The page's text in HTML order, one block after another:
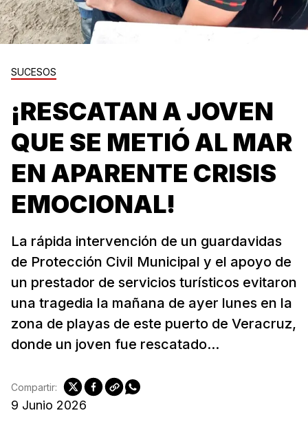
SUCESOS
¡RESCATAN A JOVEN
QUE SE METIÓ AL MAR
EN APARENTE CRISIS
EMOCIONAL!
La rápida intervención de un guardavidas
de Protección Civil Municipal y el apoyo de
un prestador de servicios turísticos evitaron
una tragedia la mañana de ayer lunes en la
zona de playas de este puerto de Veracruz,
donde un joven fue rescatado...
9 Junio 2026
Compartir: